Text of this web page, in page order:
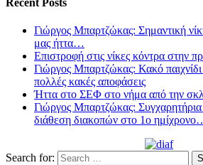
Recent Posts
Γιώργος Μπαρτζώκας: Σημαντική
μας ήττα…
Επιστροφή στις νίκες κόντρα στην
Γιώργος Μπαρτζώκας: Κακό
πολλές κακές αποφάσεις
Ήττα στο ΣΕΦ στο νήμα από την
Γιώργος Μπαρτζώκας:
διάθεση διακοπών στο 1ο
Search for: